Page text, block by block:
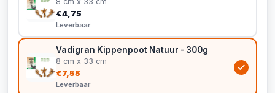
€4,75
Leverbaar
Vadigran Kippenpoot Natuur - 300g
8 cm x 33 cm
€7,55
Leverbaar